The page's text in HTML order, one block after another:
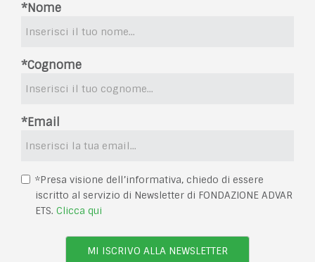
*Nome
*Cognome
*Email
*Presa visione dell’informativa, chiedo di essere
iscritto al servizio di Newsletter di FONDAZIONE ADVAR
ETS. Clicca qui
MI ISCRIVO ALLA NEWSLETTER